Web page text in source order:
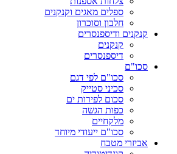
ספלים מאגים וקנקנים
חלבון וסוכרון
קנקנים ודיספנסרים
קנקנים
דיספנסרים
סכו"ם
סכו"ם לפי דגם
סכיני סטייק
סכום לפירות ים
כפות הגשה
מלקחיים
סכו"ם ייעודי מיוחד
אביזרי מטבח